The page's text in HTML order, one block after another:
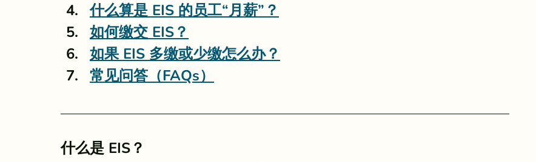
什么算是 EIS 的员工“月薪”？
如何缴交 EIS？
如果 EIS 多缴或少缴怎么办？
常见问答（FAQs）
什么是 EIS？